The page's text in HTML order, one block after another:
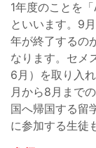
1年度のことを
といいます。9
年が終了するの
なります。セメ
6月）を取り入
月から8月まで
国へ帰国する留
に参加する生徒